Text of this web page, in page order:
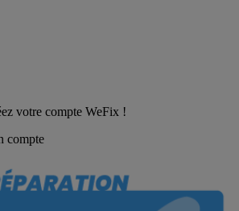
votre compte WeFix !
compte